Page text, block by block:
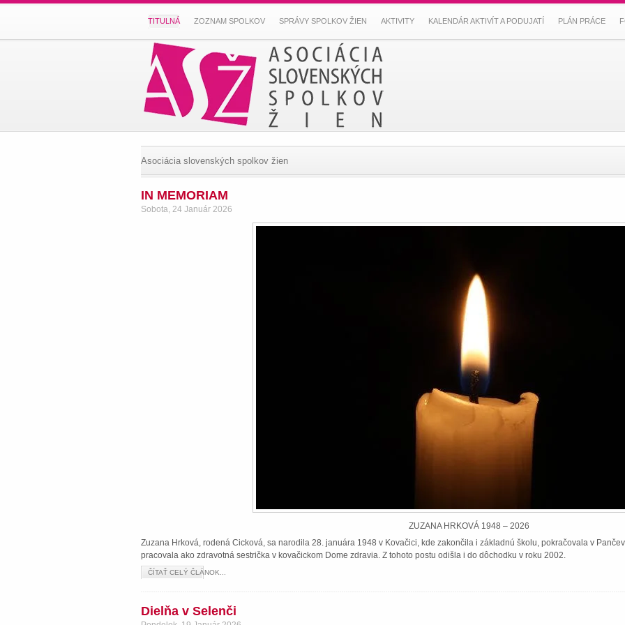
TITULNÁ ZOZNAM SPOLKOV SPRÁVY SPOLKOV ŽIEN AKTIVITY KALENDÁR AKTIVÍT A PODUJATÍ PLÁN PRÁCE
Asociácia slovenských spolkov žien
IN MEMORIAM
Sobota, 24 Január 2026
ZUZANA HRKOVÁ 1948 – 2026
Zuzana Hrková, rodená Cicková, sa narodila 28. januára 1948 v Kovačici, kde zakončila i základnú školu, pokračovala v
pracovala ako zdravotná sestrička v kovačickom Dome zdravia. Z tohoto postu odišla i do dôchodku v roku 2002.
ČÍTAŤ CELÝ ČLÁNOK...
Dielňa v Selenči